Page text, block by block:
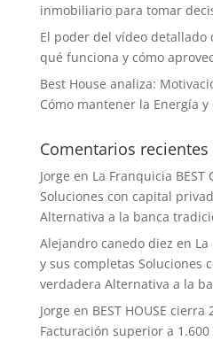
inmobiliario para tomar
El poder del vídeo detallado
qué funciona y cómo
Best House analiza:
Cómo mantener la Energía y
Comentarios recientes
Jorge en La Franquicia BEST
Soluciones con capital
Alternativa a la banca
Alejandro canedo diez en La
y sus completas Soluciones
verdadera Alternativa a la
Jorge en BEST HOUSE cierra
Facturación superior a